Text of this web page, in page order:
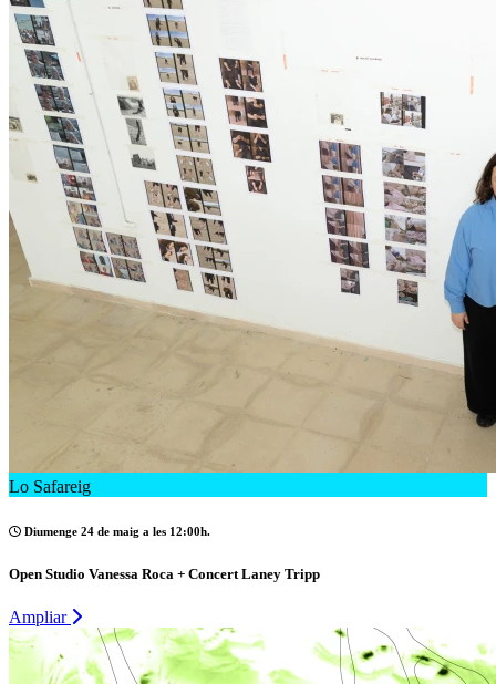
Lo Safareig
Diumenge 24 de maig a les 12:00h.
Open Studio Vanessa Roca + Concert Laney Tripp
Ampliar